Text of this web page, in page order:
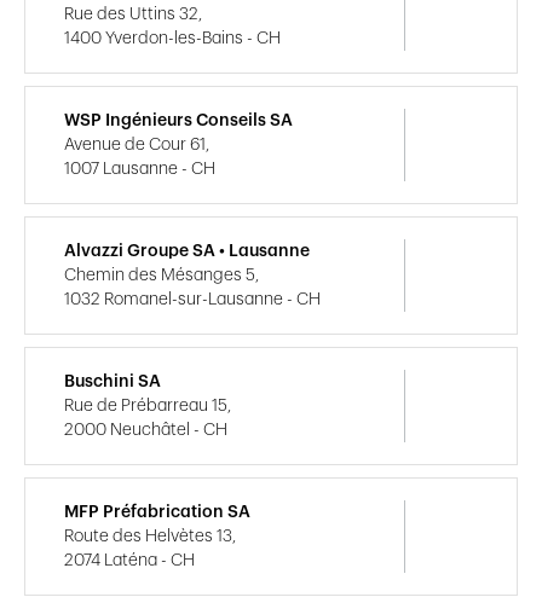
Rue des Uttins 32,
1400 Yverdon-les-Bains - CH
WSP Ingénieurs Conseils SA
Avenue de Cour 61,
1007 Lausanne - CH
Alvazzi Groupe SA • Lausanne
Chemin des Mésanges 5,
1032 Romanel-sur-Lausanne - CH
Buschini SA
Rue de Prébarreau 15,
2000 Neuchâtel - CH
MFP Préfabrication SA
Route des Helvètes 13,
2074 Laténa - CH